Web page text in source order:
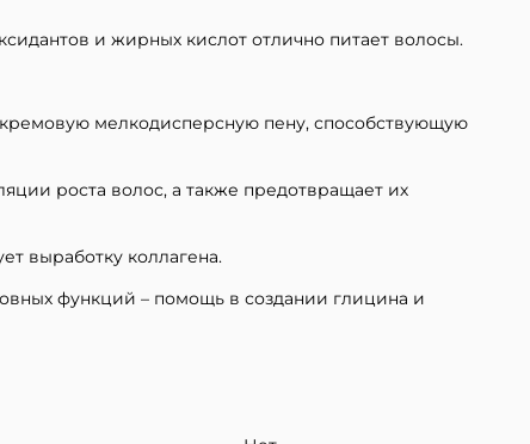
и жирных кислот отлично питает волосы.
мелкодисперсную пену, способствующую
роста волос, а также предотвращает их
выработку коллагена.
функций – помощь в создании глицина и